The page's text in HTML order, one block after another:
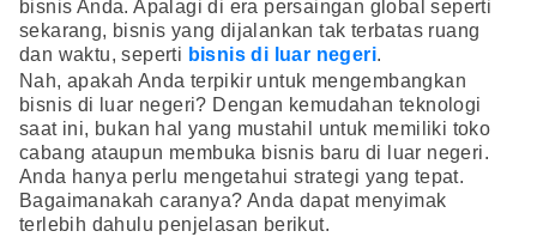
bisnis Anda. Apalagi di era persaingan global seperti
sekarang, bisnis yang dijalankan tak terbatas ruang
dan waktu, seperti bisnis di luar negeri.
Nah, apakah Anda terpikir untuk mengembangkan
bisnis di luar negeri? Dengan kemudahan teknologi
saat ini, bukan hal yang mustahil untuk memiliki toko
cabang ataupun membuka bisnis baru di luar negeri.
Anda hanya perlu mengetahui strategi yang tepat.
Bagaimanakah caranya? Anda dapat menyimak
terlebih dahulu penjelasan berikut.